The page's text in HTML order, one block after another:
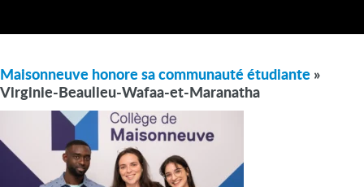
Maisonneuve honore sa communauté étudiante »
Virginie-Beaulieu-Wafaa-et-Maranatha